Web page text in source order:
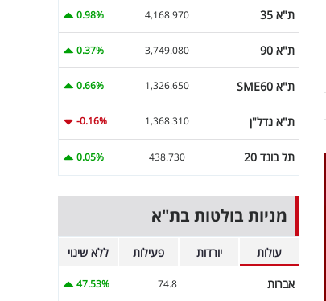
ת"א 35 4,168.970
0.98%
ת"א 90 3,749.080
0.37%
ת"א SME60 1,326.650
0.66%
ת"א נדל"ן 1,368.310
-0.16%
תל בונד 20 438.730
0.05%
מניות בולטות בת"א
עולות יורדות פעילות ללא שינוי
אברות 74.8
47.53%